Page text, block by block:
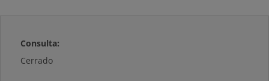
Consulta:
Cerrado